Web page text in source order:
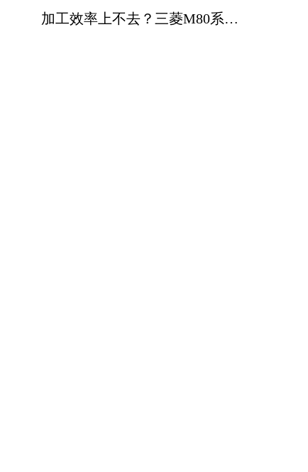
准化维修延长电主轴使用寿命
加工效率上不去？三菱M80系统